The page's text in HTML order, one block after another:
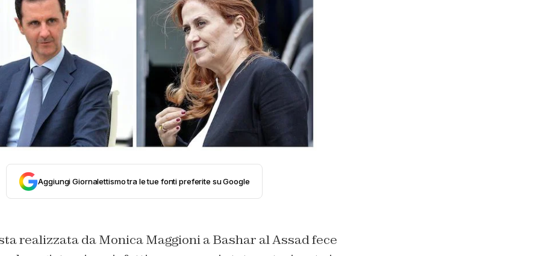
Aggiungi Giornalettismo tra le tue fonti preferite su Google
realizzata da Monica Maggioni a Bashar al Assad fece